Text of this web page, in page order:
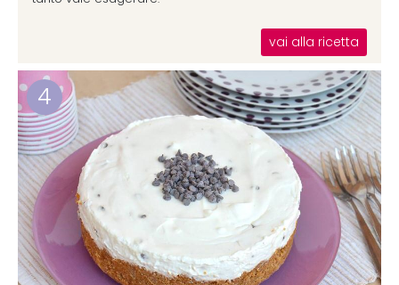
vai alla ricetta
4